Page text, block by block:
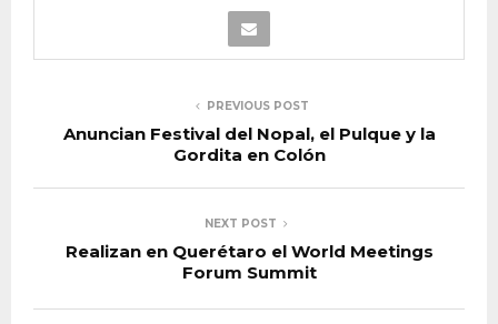
PREVIOUS POST
Anuncian Festival del Nopal, el Pulque y la
Gordita en Colón
NEXT POST
Realizan en Querétaro el World Meetings
Forum Summit